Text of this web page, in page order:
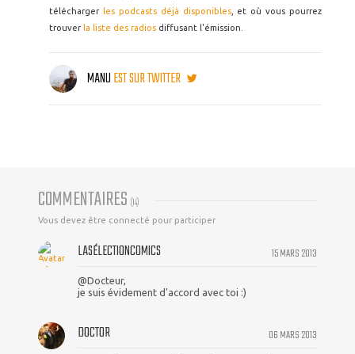
télécharger les podcasts déjà disponibles, et où vous pourrez
trouver la liste des radios diffusant l'émission.
MANUEST SUR TWITTER
COMMENTAIRES (14)
Vous devez être connecté pour participer
15 MARS 2013
LASÉLECTIONCOMICS
@Docteur,
je suis évidement d'accord avec toi :)
06 MARS 2013
DOCTOR